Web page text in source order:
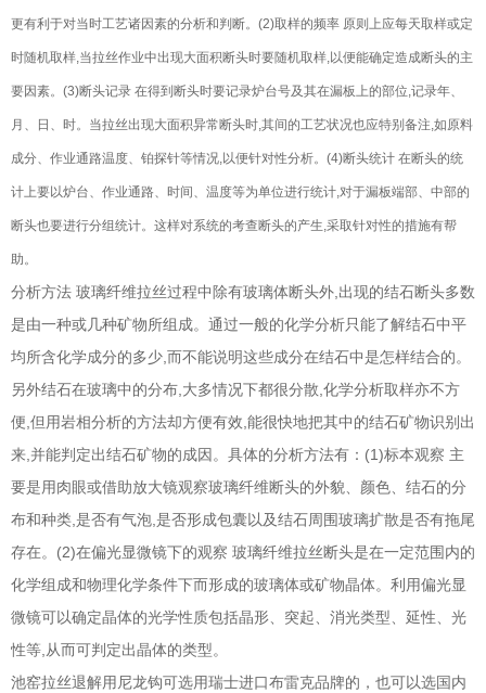
更有利于对当时工艺诸因素的分析和判断。(2)取样的频率 原则上应每天取样或定
时随机取样,当拉丝作业中出现大面积断头时要随机取样,以便能确定造成断头的主
要因素。 (3)断头记录 在得到断头时要记录炉台号及其在漏板上的部位,记录年、
月、日、时。当拉丝出现大面积异常断头时,其间的工艺状况也应特别备注,如原料
成分、作业通路温度、铂探针等情况,以便针对性分析。(4)断头统计 在断头的统
计上要以炉台、作业通路、时间、温度等为单位进行统计,对于漏板端部、中部的
断头也要进行分组统计。这样对系统的考查断头的产生,采取针对性的措施有帮
助。
分析方法 玻璃纤维拉丝过程中除有玻璃体断头外,出现的结石断头多数
是由一种或几种矿物所组成。通过一般的化学分析只能了解结石中平
均所含化学成分的多少,而不能说明这些成分在结石中是怎样结合的。
另外结石在玻璃中的分布,大多情况下都很分散,化学分析取样亦不方
便,但用岩相分析的方法却方便有效,能很快地把其中的结石矿物识别出
来,并能判定出结石矿物的成因。具体的分析方法有：(1)标本观察 主
要是用肉眼或借助放大镜观察玻璃纤维断头的外貌、颜色、结石的分
布和种类,是否有气泡,是否形成包囊以及结石周围玻璃扩散是否有拖尾
存在。(2)在偏光显微镜下的观察 玻璃纤维拉丝断头是在一定范围内的
化学组成和物理化学条件下而形成的玻璃体或矿物晶体。利用偏光显
微镜可以确定晶体的光学性质包括晶形、突起、消光类型、延性、光
性等,从而可判定出晶体的类型。
池窑拉丝退解用尼龙钩可选用瑞士进口布雷克品牌的，也可以选国内